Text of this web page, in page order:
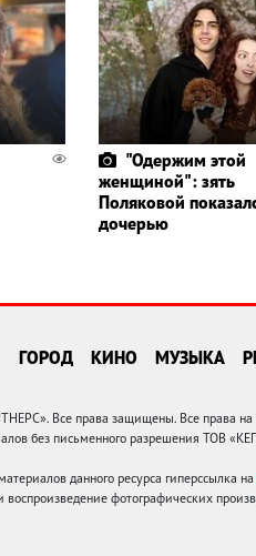
"Одержим этой
женщиной": зять
Поляковой
дочерью
ГОРОД КИНО МУЗЫКА
Все права защищены. Все права
без письменного разрешения ТОВ
данного ресурса гиперссылка на
фотографических